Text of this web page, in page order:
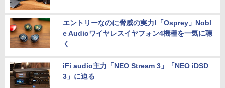
エントリーなのに脅威の実力!「Osprey」Nobl
e Audioワイヤレスイヤフォン4機種を一気に聴
く
iFi audio主力「NEO Stream 3」「NEO iDSD
3」に迫る